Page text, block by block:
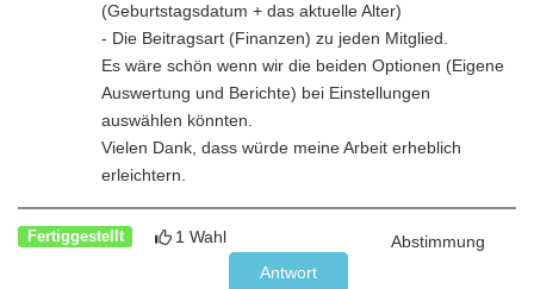
(Geburtstagsdatum + das aktuelle Alter)
- Die Beitragsart (Finanzen) zu jeden Mitglied.
Es wäre schön wenn wir die beiden Optionen (Eigene
Auswertung und Berichte) bei Einstellungen
auswählen könnten.
Vielen Dank, dass würde meine Arbeit erheblich
erleichtern.
Fertiggestellt 1 Wahl
Abstimmung
Antwort